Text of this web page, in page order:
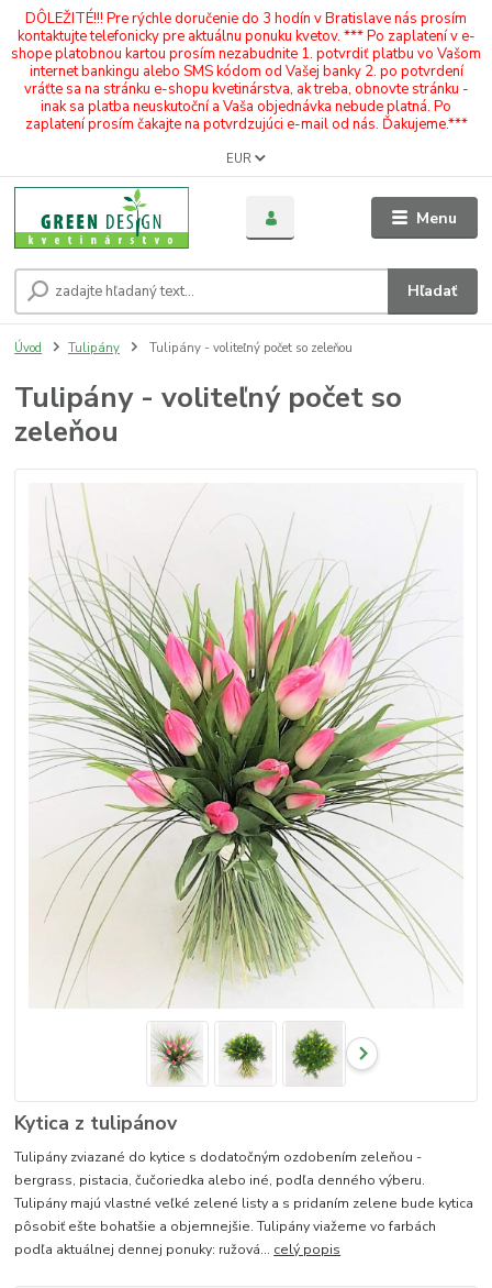
DÔLEŽITÉ!!! Pre rýchle doručenie do 3 hodín v Bratislave nás prosím
kontaktujte telefonicky pre aktuálnu ponuku kvetov. *** Po zaplatení v e-
shope platobnou kartou prosím nezabudnite 1. potvrdiť platbu vo Vašom
internet bankingu alebo SMS kódom od Vašej banky 2. po potvrdení
vráťte sa na stránku e-shopu kvetinárstva, ak treba, obnovte stránku -
inak sa platba neuskutoční a Vaša objednávka nebude platná. Po
zaplatení prosím čakajte na potvrdzujúci e-mail od nás. Ďakujeme.***
Menu
EUR
Hľadať
Úvod Tulipány Tulipány - voliteľný počet so zeleňou
Tulipány - voliteľný počet so
zeleňou
Kytica z tulipánov
Tulipány zviazané do kytice s dodatočným ozdobením zeleňou -
bergrass, pistacia, čučoriedka alebo iné, podľa denného výberu.
Tulipány majú vlastné veľké zelené listy a s pridaním zelene bude kytica
pôsobiť ešte bohatšie a objemnejšie. Tulipány viažeme vo farbách
podľa aktuálnej dennej ponuky: ružová... celý popis